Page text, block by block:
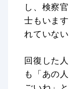
し、検察
士もいま
れていない
回復した
も「あの